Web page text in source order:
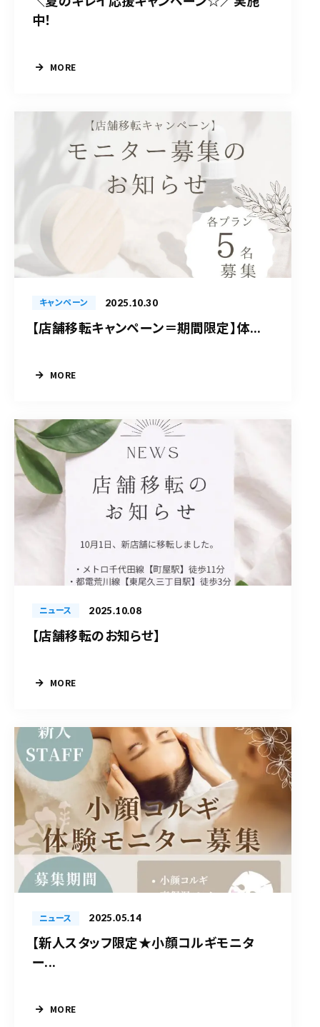
中！
MORE
キャンペーン 2025.10.30
【店舗移転キャンペーン＝期間限定】体...
MORE
ニュース 2025.10.08
【店舗移転のお知らせ】
MORE
ニュース 2025.05.14
【新人スタッフ限定★小顔コルギモニタ
ー...
MORE